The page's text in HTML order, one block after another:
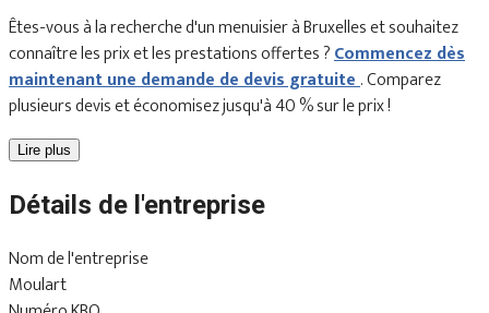
Êtes-vous à la recherche d'un menuisier à Bruxelles et souhaitez
connaître les prix et les prestations offertes ?Commencez dès
maintenant une demande de devis gratuite. Comparez
plusieurs devis et économisez jusqu'à 40 % sur le prix !
Lire plus
Détails de l'entreprise
Nom de l'entreprise
Moulart